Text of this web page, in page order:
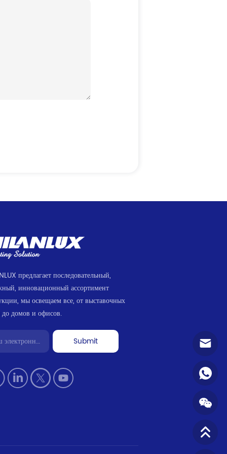
предлагает последовательный,
инновационный ассортимент
мы освещаем все, от выставочных
до домов и офисов.
Submit